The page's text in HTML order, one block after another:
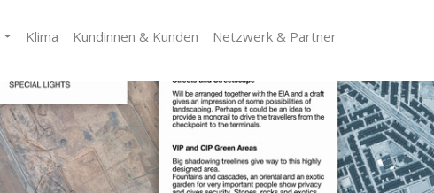
Klima Kundinnen & Kunden Netzwerk & Partner